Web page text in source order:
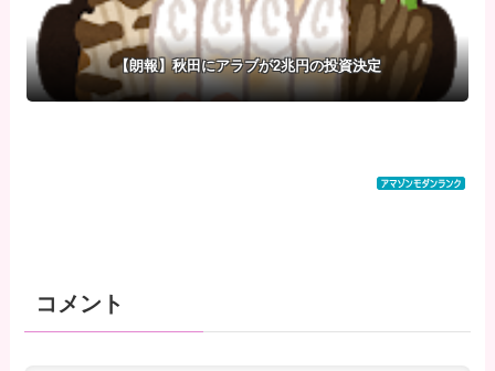
【朗報】秋田にアラブが2兆円の投資決定
コメント